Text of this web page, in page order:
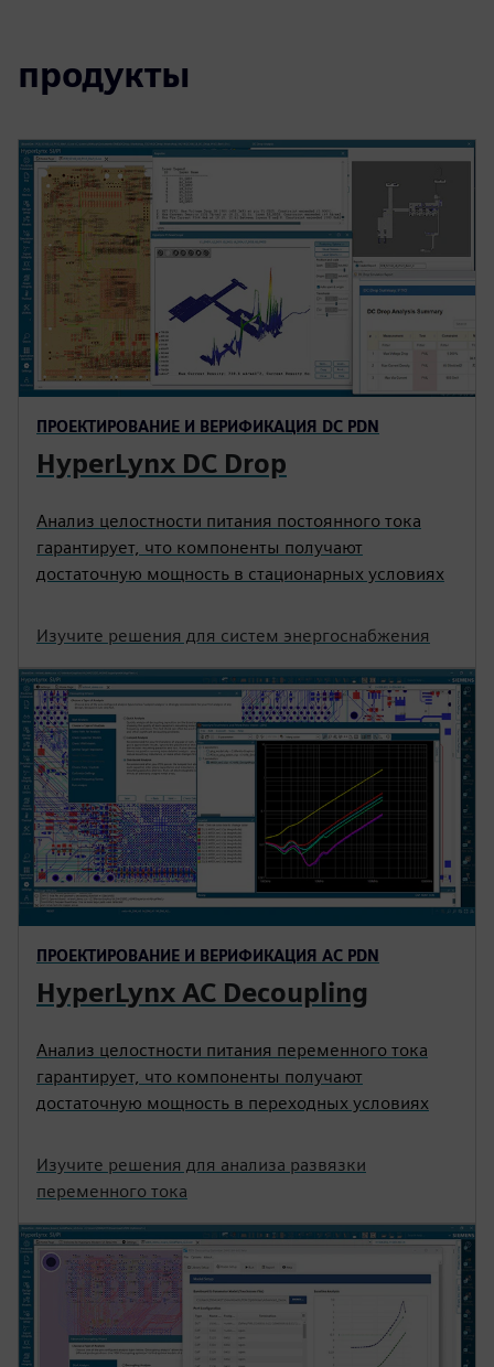
продукты
ПРОЕКТИРОВАНИЕ И ВЕРИФИКАЦИЯ DC PDN
HyperLynx DC Drop
Анализ целостности питания постоянного тока
гарантирует, что компоненты получают
достаточную мощность в стационарных условиях
Изучите решения для систем энергоснабжения
ПРОЕКТИРОВАНИЕ И ВЕРИФИКАЦИЯ AC PDN
HyperLynx AC Decoupling
Анализ целостности питания переменного тока
гарантирует, что компоненты получают
достаточную мощность в переходных условиях
Изучите решения для анализа развязки
переменного тока